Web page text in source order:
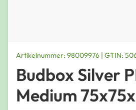
Artikelnummer: 98009976 | GTIN:
Budbox Silver
Medium